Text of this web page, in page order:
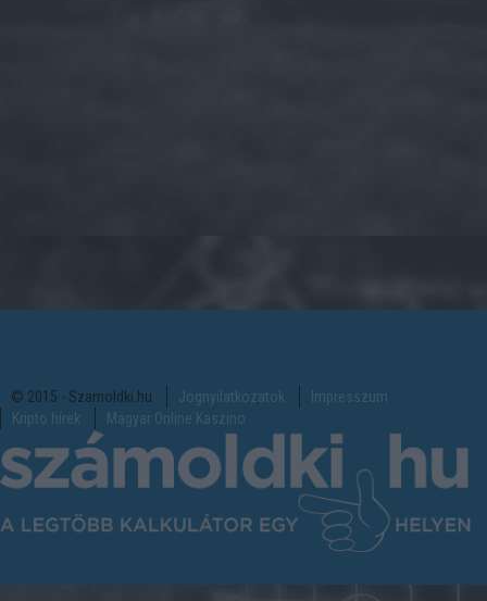
© 2015 - Szamoldki.hu Jognyilatkozatok
Impresszum
Kripto hírek
Magyar Online Kaszino